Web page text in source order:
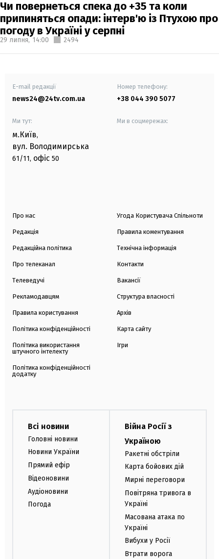
Чи повернеться спека до +35 та коли
припиняться опади: інтерв'ю із Птухою про
погоду в Україні у серпні
29 липня, 14:00 2494
E-mail редакції
news24@24tv.com.ua
Номер телефону:
+38 044 390 5077
Ми тут:
м.Київ,
вул. Володимирська
61/11, офіс 50
Ми в соцмережах:
Про нас
Редакція
Редакційна політика
Про телеканал
Телеведучі
Рекламодавцям
Правила користування
Політика конфіденційності
Політика використання
штучного інтелекту
Політика конфіденційності
додатку
Угода Користувача Спільноти
Правила коментування
Технічна інформація
Контакти
Вакансії
Структура власності
Архів
Карта сайту
Ігри
Всі новини
Головні новини
Новини України
Прямий ефір
Відеоновини
Аудіоновини
Погода
Війна Росії з
Україною
Ракетні обстріли
Карта бойових дій
Мирні переговори
Повітряна тривога в
Україні
Масована атака по
Україні
Вибухи у Росії
Втрати ворога